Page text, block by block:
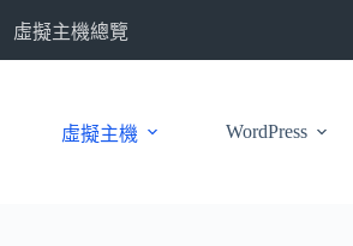
虛擬主機總覽
虛擬主機 WordPress